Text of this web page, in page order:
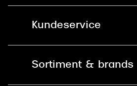
Kundeservice
Sortiment & brands